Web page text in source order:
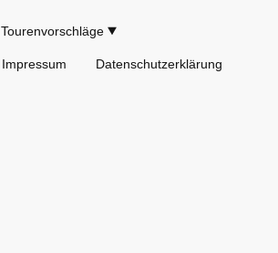
Tourenvorschläge
Impressum Datenschutzerklärung